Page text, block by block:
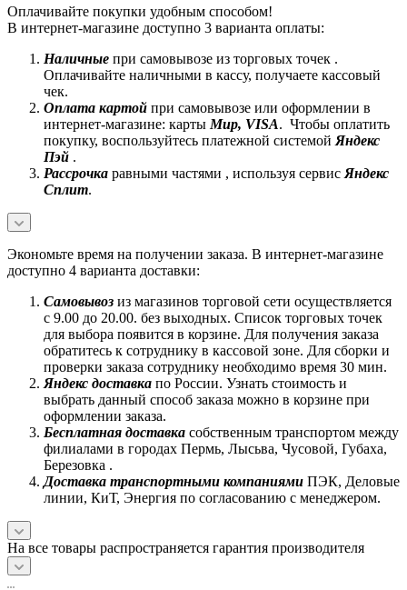
Оплачивайте покупки удобным способом!
В интернет-магазине доступно 3 варианта оплаты:
Наличные при самовывозе из торговых точек .
Оплачивайте наличными в кассу, получаете кассовый
чек.
Оплата картой при самовывозе или оформлении в
интернет-магазине: карты Mир, VISA. Чтобы оплатить
покупку, воспользуйтесь платежной системой Яндекс
Пэй .
Рассрочка равными частями , используя сервис Яндекс
Сплит.
Экономьте время на получении заказа. В интернет-магазине
доступно 4 варианта доставки:
Самовывоз из магазинов торговой сети осуществляется
с 9.00 до 20.00. без выходных. Список торговых точек
для выбора появится в корзине. Для получения заказа
обратитесь к сотруднику в кассовой зоне. Для сборки и
проверки заказа сотруднику необходимо время 30 мин.
Яндекс доставка по России. Узнать стоимость и
выбрать данный способ заказа можно в корзине при
оформлении заказа.
Бесплатная доставка собственным транспортом между
филиалами в городах Пермь, Лысьва, Чусовой, Губаха,
Березовка .
Доставка транспортными компаниями ПЭК, Деловые
линии, КиТ, Энергия по согласованию с менеджером.
На все товары распространяется гарантия производителя